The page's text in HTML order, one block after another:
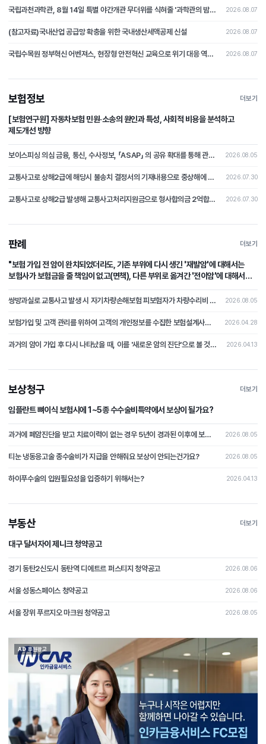
국립과천과학관, 8월 14일 특별 야간개관 무더위를 식혀줄 '과학관의 밤 : 한여름 편' 개최 2026.08.07
(참고자료)국내산업 공급망 확충을 위한 국내생산세액공제 신설 2026.08.07
국립수목원 정부혁신 어벤져스, 현장형 안전혁신 교육으로 위기 대응 역량 강화 2026.08.07
보험정보 더보기
[보험연구원] 자동차보험 민원·소송의 원인과 특성, 사회적 비용을 분석하고
제도개선 방향
보이스피싱 의심 금융, 통신, 수사정보, 「ASAP」 의 공유 확대를 통해 관계기관 공동 활용 체계 마련 2026.08.05
교통사고로 상해2급에 해당시 불송치 결정서의 기재내용으로 중상해에 해당하지 않는다는 부분의 주장을 철회하고 형사합의로 본 분쟁조정사례[제2026-4호] 2026.07.30
교통사고로 상해2급 발생해 교통사고처리지원금으로 형사합의금 2억합의후 불송치시 형사합의에 대한 쟁점 논쟁이 된 분쟁조정사례 [제2026-3호] 2026.07.30
판례 더보기
"보험 가입 전 암이 완치되었더라도, 기존 부위에 다시 생긴 '재발암'에 대해서는
보험사가 보험금을 줄 책임이 없고(면책), 다른 부위로 옮겨간 '전이암'에 대해서는
쌍방과실로 교통사고 발생 시 자기차량손해보험 피보험자가 차량수리비 중 자기부담금 상당액을 보상받지 못하였는데, 상대차량의 보험자를 상대로 자기부담금 상당의 손해배상을 청구한 사건 2026.08.05
보험가입 및 고객 관리를 위하여 고객의 개인정보를 수집한 보험설계사가 개인정보처리자에 해당하는지 여부가 문제 된 사건 2026.04.28
과거의 암이 가입 후 다시 나타났을 때, 이를 '새로운 암의 진단'으로 볼 것인지 아니면 '과거 사고의 연장(재발)'으로 보아 면책할 것인가? 2026.04.13
보상청구 더보기
임플란트 뼈이식 보험시에 1~5종 수수술비특약에서 보상이 될가요?
과거에 폐암진단을 받고 치료이력이 없는 경우 5년이 경과된 이후에 보험가입시 폐암이 발병될 경우 보상이 가능할가요? 2026.08.05
티눈 냉동응고술 종수술비가 지급을 안해줘요 보상이 안되는건가요? 2026.08.05
하이푸수술의 입원필요성을 입증하기 위해서는? 2026.04.13
부동산 더보기
대구 달서자이 제니크 청약공고
경기 동탄2신도시 동탄역 디에트르 퍼스티지 청약공고 2026.08.06
서울 성동스페이스 청약공고 2026.08.06
서울 장위 푸르지오 마크원 청약공고 2026.08.05
AD 후원광고